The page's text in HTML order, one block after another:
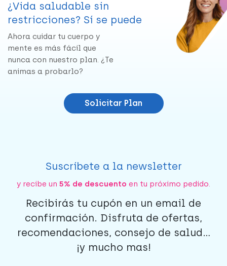
¿Vida saludable sin
restricciones? Sí se puede
Ahora cuidar tu cuerpo y
mente es más fácil que
nunca con nuestro plan. ¿Te
animas a probarlo?
Solicitar Plan
Suscríbete a la newsletter
y recibe un 5% de descuento en tu próximo pedido.
Recibirás tu cupón en un email de
confirmación. Disfruta de ofertas,
recomendaciones, consejo de salud...
¡y mucho mas!